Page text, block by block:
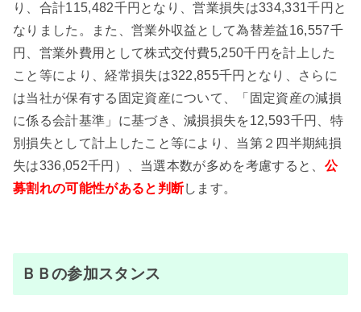
り、合計115,482千円となり、営業損失は334,331千円と
なりました。また、営業外収益として為替差益16,557千
円、営業外費用として株式交付費5,250千円を計上した
こと等により、経常損失は322,855千円となり、さらに
は当社が保有する固定資産について、「固定資産の減損
に係る会計基準」に基づき、減損損失を12,593千円、特
別損失として計上したこと等により、当第２四半期純損
失は336,052千円）、当選本数が多めを考慮すると、 公
募割れの可能性があると判断します。
ＢＢの参加スタンス